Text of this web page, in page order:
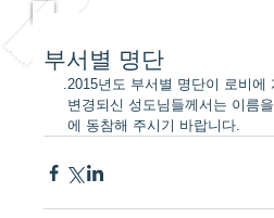
부서별 명단
.2015년도 부서별 명단이 로비에
변경되신 성도님들께서는 이름
에 동참해 주시기 바랍니다.